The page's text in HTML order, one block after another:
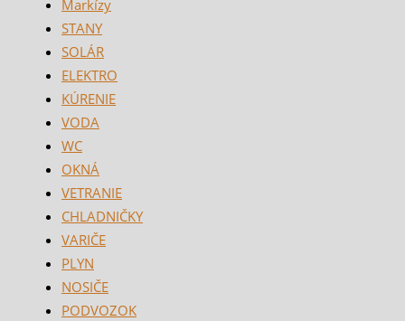
Markízy
STANY
SOLÁR
ELEKTRO
KÚRENIE
VODA
WC
OKNÁ
VETRANIE
CHLADNIČKY
VARIČE
PLYN
NOSIČE
PODVOZOK